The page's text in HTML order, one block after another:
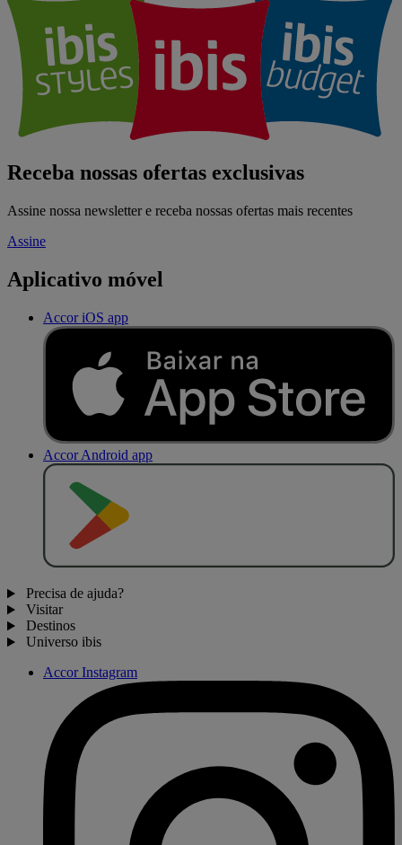
Receba nossas ofertas exclusivas
Assine nossa newsletter e receba nossas ofertas mais recentes
Assine
Aplicativo móvel
Accor iOS app
Accor Android app
Precisa de ajuda?
Visitar
Destinos
Universo ibis
Accor Instagram